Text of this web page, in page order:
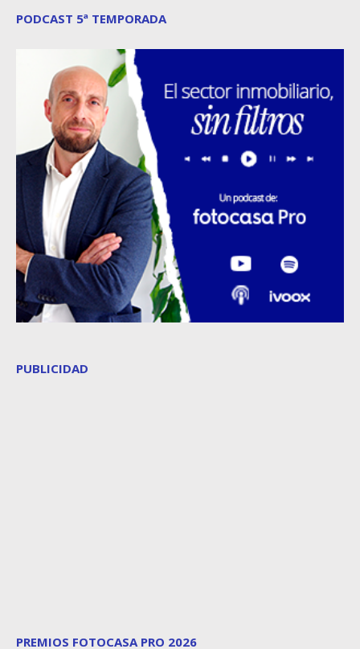
PODCAST 5ª TEMPORADA
PUBLICIDAD
PREMIOS FOTOCASA PRO 2026